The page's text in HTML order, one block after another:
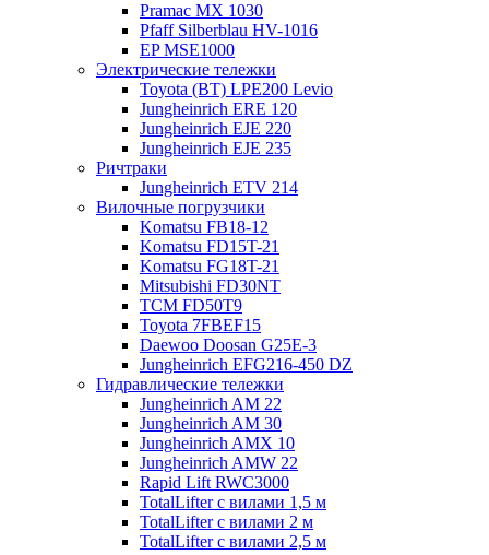
Pramac MX 1030
Pfaff Silberblau HV-1016
EP MSE1000
Электрические тележки
Toyota (BT) LPE200 Levio
Jungheinrich ERE 120
Jungheinrich EJE 220
Jungheinrich EJE 235
Ричтраки
Jungheinrich ETV 214
Вилочные погрузчики
Komatsu FB18-12
Komatsu FD15T-21
Komatsu FG18T-21
Mitsubishi FD30NT
TCM FD50T9
Toyota 7FBEF15
Daewoo Doosan G25E-3
Jungheinrich EFG216-450 DZ
Гидравлические тележки
Jungheinrich AM 22
Jungheinrich AM 30
Jungheinrich AMX 10
Jungheinrich AMW 22
Rapid Lift RWC3000
TotalLifter с вилами 1,5 м
TotalLifter с вилами 2 м
TotalLifter с вилами 2,5 м